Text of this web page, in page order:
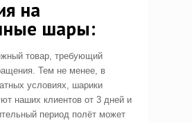
на
шары:
товар, требующий
Тем не менее, в
условиях, шарики
наших клиентов от 3 дней и
период полёт может